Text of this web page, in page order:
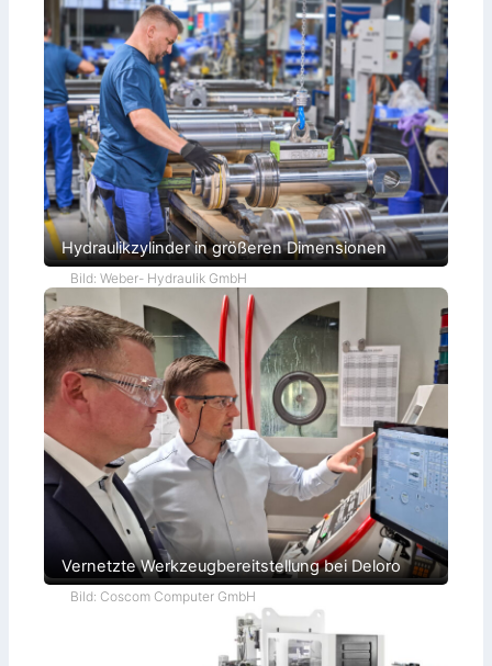
Hydraulikzylinder in größeren Dimensionen
Bild: Weber- Hydraulik GmbH
Vernetzte Werkzeugbereitstellung bei Deloro
Bild: Coscom Computer GmbH